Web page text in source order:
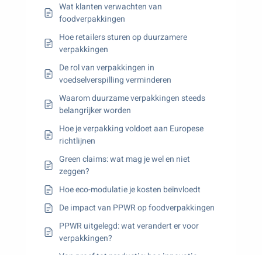
Wat klanten verwachten van
foodverpakkingen
Hoe retailers sturen op duurzamere
verpakkingen
De rol van verpakkingen in
voedselverspilling verminderen
Waarom duurzame verpakkingen steeds
belangrijker worden
Hoe je verpakking voldoet aan Europese
richtlijnen
Green claims: wat mag je wel en niet
zeggen?
Hoe eco-modulatie je kosten beïnvloedt
De impact van PPWR op foodverpakkingen
PPWR uitgelegd: wat verandert er voor
verpakkingen?